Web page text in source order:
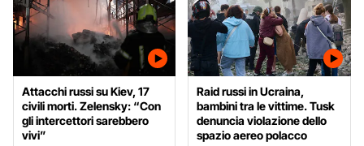
Attacchi russi su Kiev, 17
civili morti. Zelensky: “Con
gli intercettori sarebbero
vivi”
Raid russi in Ucraina,
bambini tra le vittime. Tusk
denuncia violazione dello
spazio aereo polacco